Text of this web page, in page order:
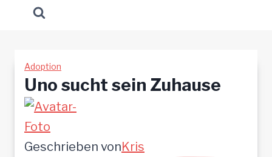
Adoption
Uno sucht sein Zuhause
Geschrieben vonKris